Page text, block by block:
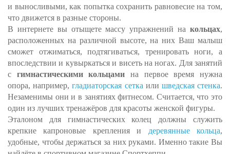
и выносливыми, как попытка сохранить равновесие на том,
что движется в разные стороны.
В интернете вы отыщете массу упражнений на кольцах,
расположенных на различной высоте, на них Ваш малыш
сможет отжиматься, подтягиваться, тренировать ноги, а
впоследствии и кувыркаться и висеть на ногах. Для занятий
с гимнастическими кольцами на первое время нужна
опора, например,гладиаторская сетка или шведская стенка.
Незаменимы они и в занятиях фитнесом. Считается, что это
один из лучших тренажёров для красоты женской фигуры.
Эталоном для гимнастических колец должны служить
крепкие капроновые крепления и деревянные кольца,
удобные, чтобы держаться за них руками. Именно такие Вы